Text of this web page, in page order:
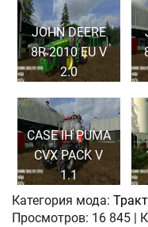
JOHN DEERE
8R 2010 EU V
2.0
CASE IH PUMA
CVX PACK V
1.1
Категория мода:
Просмотров: 16 845